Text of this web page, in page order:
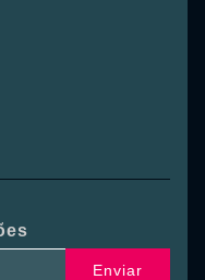
Enviar